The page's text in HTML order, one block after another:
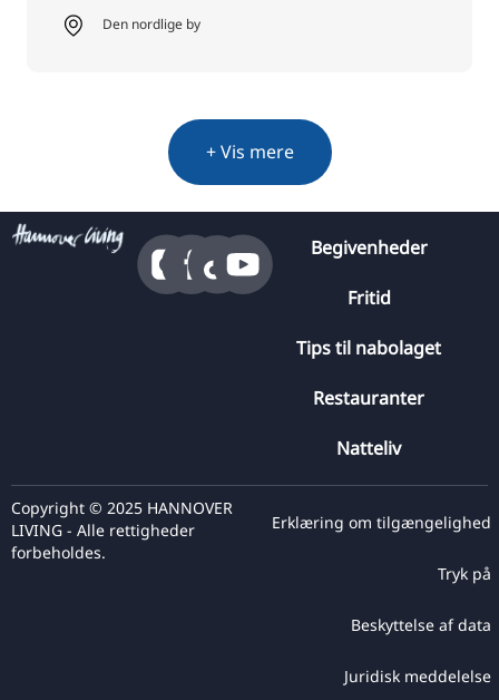
Den nordlige by
+ Vis mere
Begivenheder
Fritid
Tips til nabolaget
Restauranter
Natteliv
Copyright © 2025 HANNOVER
LIVING - Alle rettigheder
forbeholdes.
Erklæring om tilgængelighed
Tryk på
Beskyttelse af data
Juridisk meddelelse